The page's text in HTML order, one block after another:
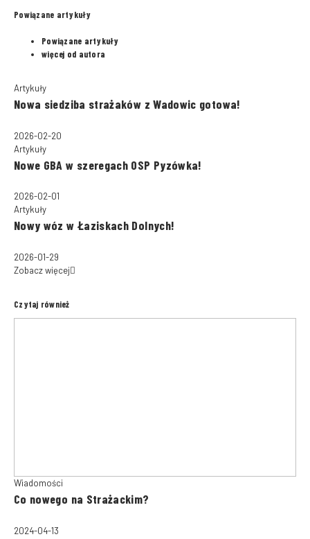
Powiązane artykuły
Powiązane artykuły
więcej od autora
Artykuły
Nowa siedziba strażaków z Wadowic gotowa!
2026-02-20
Artykuły
Nowe GBA w szeregach OSP Pyzówka!
2026-02-01
Artykuły
Nowy wóz w Łaziskach Dolnych!
2026-01-29
Zobacz więcej
Czytaj również
Wiadomości
Co nowego na Strażackim?
2024-04-13